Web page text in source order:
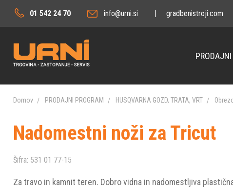
01 542 24 70 info@urni.si | gradbenistroji.com
Domov PRODAJNI PROGRAM HUSQVARNA GOZD, TRATA, VRT
Nadomestni noži za Tricut
Šifra: 531 01 77-15
Za travo in kamnit teren. Dobro vidna in nadomestljiva